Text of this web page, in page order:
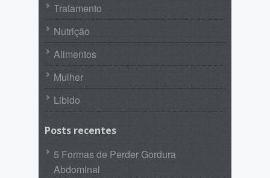
Tratamento
Nutrição
Alimentos
Mulher
Libido
Posts recentes
5 Formas de Perder Gordura
Abdominal